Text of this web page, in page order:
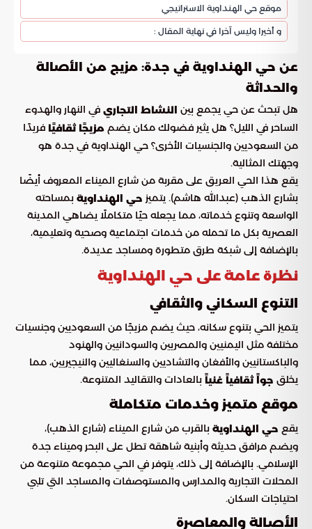
موقع حي الهنداوية الاستراتيجي
و أخيرا وليس آخرا في نهاية المقال :
عن حي الهنداوية في جدة: مزيج من الأصالة
والحداثة
هل تبحث عن حي يجمع بين النشاط التجاري في النهار والهدوء
الساحر في الليل؟ هل يثير فضولك مكان يضم مزيجًا ثقافيًا فريدًا
من السعوديين والجنسيات الأخرى؟ حي الهنداوية في جدة هو
وجهتك المثالية.
يقع هذا الحي العريق على مقربة من شارع الميناء المعروف أيضًا
بشارع الذهب (عبدالله هاشم). يتميز حي الهنداوية بمساحته
الواسعة وتنوع خدماته، مما يجعله حيًا متكاملًا يضاهي المدينة
العصرية بكل ما تحمله من خدمات اجتماعية وصحية وتعليمية،
بالإضافة إلى شبكة طرق متطورة ومساجد عديدة.
نظرة عامة على حي الهنداوية
التنوع السكاني والثقافي
يتميز الحي بتنوع سكانه، حيث يضم مزيجًا من السعوديين وجنسيات
مختلفة مثل اليمنيين والمصريين والسودانيين والهنود
والباكستانيين والأفغان والتشاديين والسنغاليين والنيجيريين، مما
يخلق جواً ثقافياً غنياً بالعادات والتقاليد المتنوعة.
موقع متميز وخدمات متكاملة
يقع حي الهنداوية بالقرب من شارع الميناء (شارع الذهب)،
ويضم مرافق حديثة وأبنية شاهقة تطل على البحر وميناء جدة
الإسلامي. بالإضافة إلى ذلك، يتوفر في الحي مجموعة متنوعة من
المحلات التجارية والمدارس والمستوصفات والمساجد التي تلبي
احتياجات السكان.
الأصالة والمعاصرة